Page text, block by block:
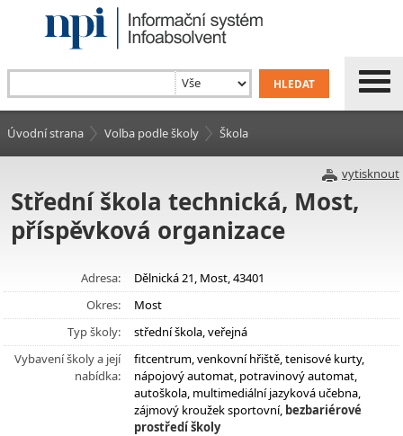
Úvodní strana Volba podle školy Škola
vytisknout
Střední škola technická, Most,
příspěvková organizace
Adresa:
Dělnická 21, Most, 43401
Okres:
Most
Typ školy:
střední škola, veřejná
Vybavení školy a její
nabídka:
fitcentrum, venkovní hřiště, tenisové kurty,
nápojový automat, potravinový automat,
autoškola, multimediální jazyková učebna,
zájmový kroužek sportovní, bezbariérové
prostředí školy